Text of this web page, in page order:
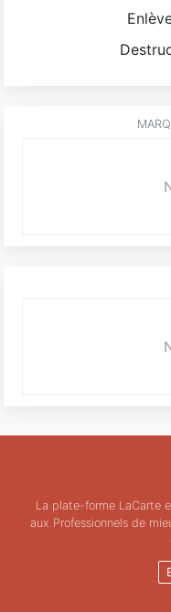
La plate-forme LaCarte
aux Professionnels de